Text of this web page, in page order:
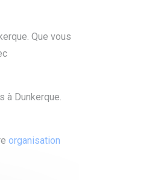
Que vous
à Dunkerque.
organisation